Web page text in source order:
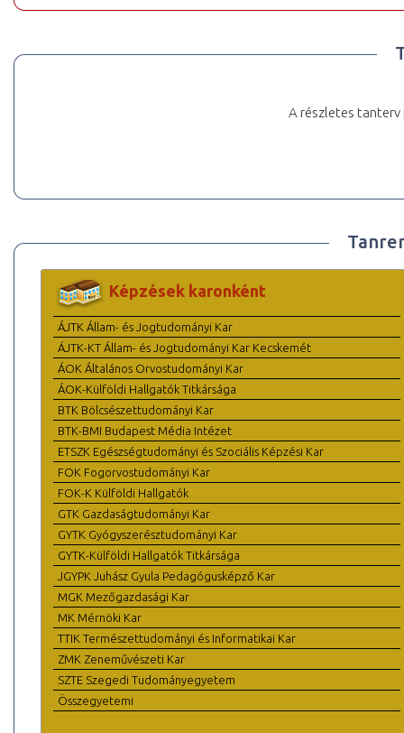
A részletes
Képzések karonként
ÁJTK Állam- és Jogtudományi Kar
ÁJTK-KT Állam- és Jogtudományi Kar Kecskemét
ÁOK Általános Orvostudományi Kar
ÁOK-Külföldi Hallgatók Titkársága
BTK Bölcsészettudományi Kar
BTK-BMI Budapest Média Intézet
ETSZK Egészségtudományi és Szociális Képzési Kar
FOK Fogorvostudományi Kar
FOK-K Külföldi Hallgatók
GTK Gazdaságtudományi Kar
GYTK Gyógyszerésztudományi Kar
GYTK-Külföldi Hallgatók Titkársága
JGYPK Juhász Gyula Pedagógusképző Kar
MGK Mezőgazdasági Kar
MK Mérnöki Kar
TTIK Természettudományi és Informatikai Kar
ZMK Zeneművészeti Kar
SZTE Szegedi Tudományegyetem
Összegyetemi